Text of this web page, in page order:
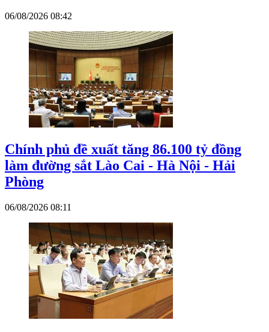
06/08/2026 08:42
Chính phủ đề xuất tăng 86.100 tỷ đồng
làm đường sắt Lào Cai - Hà Nội - Hải
Phòng
06/08/2026 08:11